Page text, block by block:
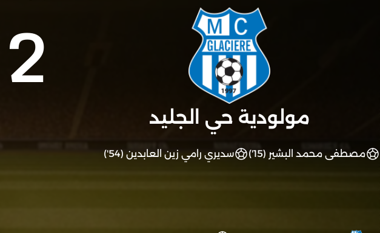
مولودية حي الجليد
2
مصطفى محمد البشير (15') سديري رامي زين العابدين (54')